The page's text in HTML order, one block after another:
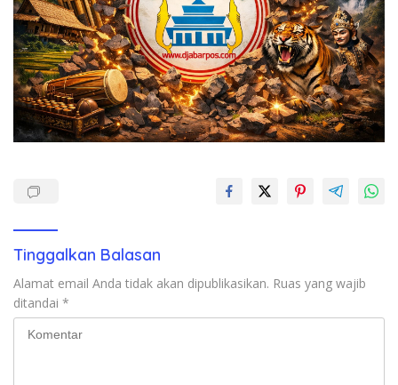
Tinggalkan Balasan
Alamat email Anda tidak akan dipublikasikan. Ruas yang wajib
ditandai *